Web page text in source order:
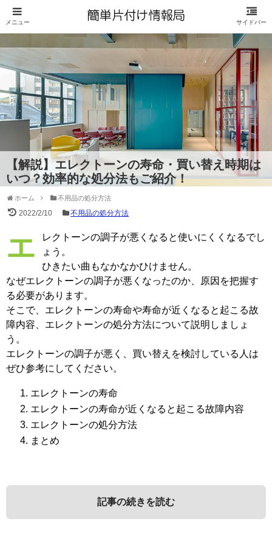
【解説】エレクトーンの寿命・買い替え時期は
いつ？効率的な処分法もご紹介！
ホーム 不用品の処分方法
2022/2/10 不用品の処分方法
エレクトーンの調子が悪くなると使いにくくなるでし
ょう。
ひきたい曲もなかなかひけません。
なぜエレクトーンの調子が悪くなったのか、原因を把握す
る必要があります。
そこで、エレクトーンの寿命や寿命が近くなると起こる故
障内容、エレクトーンの処分方法について説明しましょ
う。
エレクトーンの調子が悪く、買い替えを検討している人は
ぜひ参考にしてください。
エレクトーンの寿命
エレクトーンの寿命が近くなると起こる故障内容
エレクトーンの処分方法
まとめ
記事の続きを読む